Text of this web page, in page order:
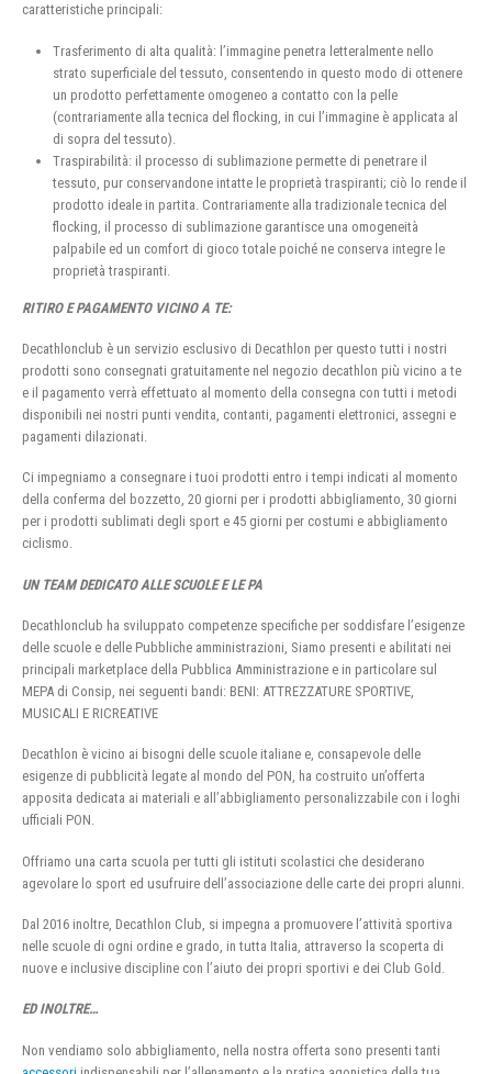
caratteristiche principali:
Trasferimento di alta qualità: l’immagine penetra letteralmente nello
strato superficiale del tessuto, consentendo in questo modo di ottenere
un prodotto perfettamente omogeneo a contatto con la pelle
(contrariamente alla tecnica del flocking, in cui l’immagine è applicata al
di sopra del tessuto).
Traspirabilità: il processo di sublimazione permette di penetrare il
tessuto, pur conservandone intatte le proprietà traspiranti; ciò lo rende il
prodotto ideale in partita. Contrariamente alla tradizionale tecnica del
flocking, il processo di sublimazione garantisce una omogeneità
palpabile ed un comfort di gioco totale poiché ne conserva integre le
proprietà traspiranti.
RITIRO E PAGAMENTO VICINO A TE:
Decathlonclub è un servizio esclusivo di Decathlon per questo tutti i nostri
prodotti sono consegnati gratuitamente nel negozio decathlon più vicino a te
e il pagamento verrà effettuato al momento della consegna con tutti i metodi
disponibili nei nostri punti vendita, contanti, pagamenti elettronici, assegni e
pagamenti dilazionati.
Ci impegniamo a consegnare i tuoi prodotti entro i tempi indicati al momento
della conferma del bozzetto, 20 giorni per i prodotti abbigliamento, 30 giorni
per i prodotti sublimati degli sport e 45 giorni per costumi e abbigliamento
ciclismo.
UN TEAM DEDICATO ALLE SCUOLE E LE PA
Decathlonclub ha sviluppato competenze specifiche per soddisfare l’esigenze
delle scuole e delle Pubbliche amministrazioni, Siamo presenti e abilitati nei
principali marketplace della Pubblica Amministrazione e in particolare sul
MEPA di Consip, nei seguenti bandi: BENI: ATTREZZATURE SPORTIVE,
MUSICALI E RICREATIVE
Decathlon è vicino ai bisogni delle scuole italiane e, consapevole delle
esigenze di pubblicità legate al mondo del PON, ha costruito un’offerta
apposita dedicata ai materiali e all’abbigliamento personalizzabile con i loghi
ufficiali PON.
Offriamo una carta scuola per tutti gli istituti scolastici che desiderano
agevolare lo sport ed usufruire dell’associazione delle carte dei propri alunni.
Dal 2016 inoltre, Decathlon Club, si impegna a promuovere l’attività sportiva
nelle scuole di ogni ordine e grado, in tutta Italia, attraverso la scoperta di
nuove e inclusive discipline con l’aiuto dei propri sportivi e dei Club Gold.
ED INOLTRE…
Non vendiamo solo abbigliamento, nella nostra offerta sono presenti tanti